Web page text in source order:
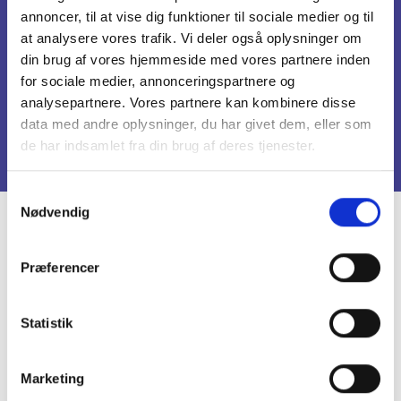
annoncer, til at vise dig funktioner til sociale medier og til
at analysere vores trafik. Vi deler også oplysninger om
din brug af vores hjemmeside med vores partnere inden
for sociale medier, annonceringspartnere og
analysepartnere. Vores partnere kan kombinere disse
data med andre oplysninger, du har givet dem, eller som
de har indsamlet fra din brug af deres tjenester.
Samtykkevalg
Nødvendig
Præferencer
Statistik
Marketing
transporten.
Kommer du med toget, så kan vi også hente eller
bringe din hund til enten Kildedal eller Måløv
Station. Det koster kr. 50 pr. vej.